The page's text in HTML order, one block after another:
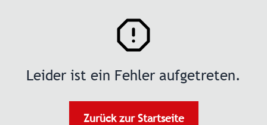
Leider ist ein Fehler aufgetreten.
Zurück zur Startseite